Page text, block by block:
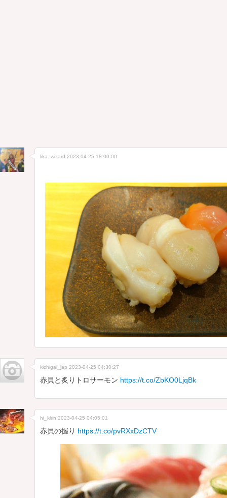
lika_wizard 2023-04-25 18:00:00
kichigai_jap 2023-04-25 04:30:27
赤貝と炙りトロサーモン https://t.co/ZbKO0LjqBk
hi_kirin 2023-04-25 04:05:01
赤貝の握り https://t.co/pvRXxDzCTV